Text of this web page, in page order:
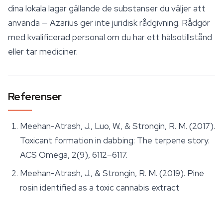
dina lokala lagar gällande de substanser du väljer att
använda — Azarius ger inte juridisk rådgivning. Rådgör
med kvalificerad personal om du har ett hälsotillstånd
eller tar mediciner.
Referenser
Meehan-Atrash, J., Luo, W., & Strongin, R. M. (2017).
Toxicant formation in dabbing: The terpene story.
ACS Omega, 2(9), 6112–6117.
Meehan-Atrash, J., & Strongin, R. M. (2019). Pine
rosin identified as a toxic cannabis extract